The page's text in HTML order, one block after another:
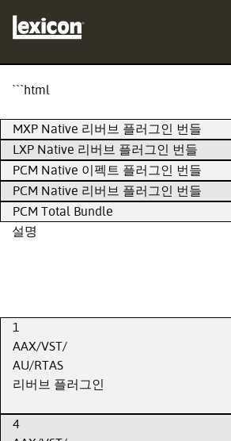
구매처
전문가
사례 연구
교육
언어/지역
```html
MXP Native 리버브 플러그인 번들
LXP Native 리버브 플러그인 번들
PCM Native 이펙트 플러그인 번들
PCM Native 리버브 플러그인 번들
PCM Total Bundle
설명
1
AAX/VST/
AU/RTAS
리버브 플러그인
4